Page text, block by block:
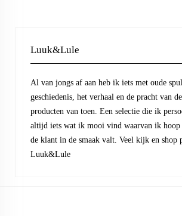
Luuk&Lule
Al van jongs af aan heb ik iets met oude
geschiedenis, het verhaal en de pracht van
producten van toen. Een selectie die ik
altijd iets wat ik mooi vind waarvan ik hoop
de klant in de smaak valt. Veel kijk en shop
Luuk&Lule